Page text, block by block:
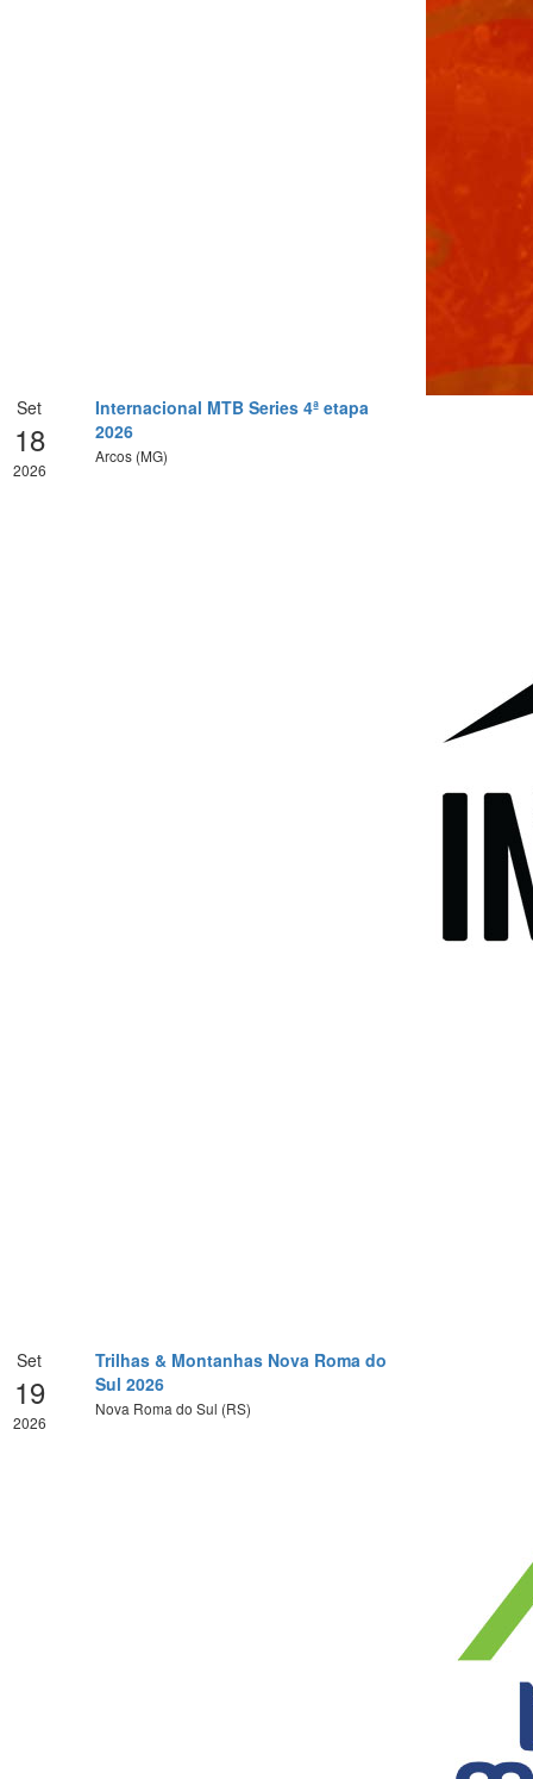
Set
18
2026
Internacional MTB Series 4ª etapa
2026
Arcos (MG)
Set
19
2026
Trilhas & Montanhas Nova Roma do
Sul 2026
Nova Roma do Sul (RS)